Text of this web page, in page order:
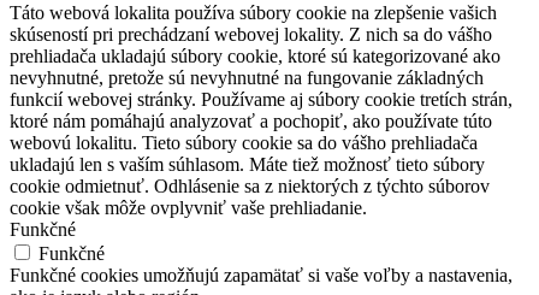
Táto webová lokalita používa súbory cookie na zlepšenie vašich
skúseností pri prechádzaní webovej lokality. Z nich sa do vášho
prehliadača ukladajú súbory cookie, ktoré sú kategorizované ako
nevyhnutné, pretože sú nevyhnutné na fungovanie základných
funkcií webovej stránky. Používame aj súbory cookie tretích strán,
ktoré nám pomáhajú analyzovať a pochopiť, ako používate túto
webovú lokalitu. Tieto súbory cookie sa do vášho prehliadača
ukladajú len s vaším súhlasom. Máte tiež možnosť tieto súbory
cookie odmietnuť. Odhlásenie sa z niektorých z týchto súborov
cookie však môže ovplyvniť vaše prehliadanie.
Funkčné
Funkčné
Funkčné cookies umožňujú zapamätať si vaše voľby a nastavenia,